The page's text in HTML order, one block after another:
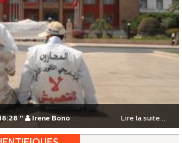
" Irene Bono Lire la suite...